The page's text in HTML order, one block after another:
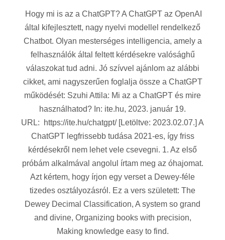
Hogy mi is az a ChatGPT? A ChatGPT az OpenAI
által kifejlesztett, nagy nyelvi modellel rendelkező
Chatbot. Olyan mesterséges intelligencia, amely a
felhasználók által feltett kérdésekre valósághű
válaszokat tud adni. Jó szívvel ajánlom az alábbi
cikket, ami nagyszerűen foglalja össze a ChatGPT
működését: Szuhi Attila: Mi az a ChatGPT és mire
használhatod? In: ite.hu, 2023. január 19.
URL: https://ite.hu/chatgpt/ [Letöltve: 2023.02.07.] A
ChatGPT legfrissebb tudása 2021-es, így friss
kérdésekről nem lehet vele csevegni. 1. Az első
próbám alkalmával angolul írtam meg az óhajomat.
Azt kértem, hogy írjon egy verset a Dewey-féle
tizedes osztályozásról. Ez a vers született: The
Dewey Decimal Classification, A system so grand
and divine, Organizing books with precision,
Making knowledge easy to find.